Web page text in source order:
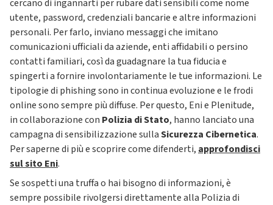
cercano di ingannarti per rubare dati sensibili come nome
utente, password, credenziali bancarie e altre informazioni
personali. Per farlo, inviano messaggi che imitano
comunicazioni ufficiali da aziende, enti affidabili o persino
contatti familiari, così da guadagnare la tua fiducia e
spingerti a fornire involontariamente le tue informazioni. Le
tipologie di phishing sono in continua evoluzione e le frodi
online sono sempre più diffuse. Per questo, Eni e Plenitude,
in collaborazione con Polizia di Stato, hanno lanciato una
campagna di sensibilizzazione sullaSicurezza Cibernetica.
Per saperne di più e scoprire come difenderti, approfondisci
sul sito Eni.
Se sospetti una truffa o hai bisogno di informazioni, è
sempre possibile rivolgersi direttamente alla Polizia di